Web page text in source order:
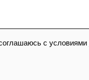
с условиями